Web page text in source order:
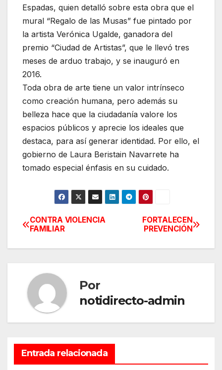
Espadas, quien detalló sobre esta obra que el
mural “Regalo de las Musas” fue pintado por
la artista Verónica Ugalde, ganadora del
premio “Ciudad de Artistas”, que le llevó tres
meses de arduo trabajo, y se inauguró en
2016.
Toda obra de arte tiene un valor intrínseco
como creación humana, pero además su
belleza hace que la ciudadanía valore los
espacios públicos y aprecie los ideales que
destaca, para así generar identidad. Por ello, el
gobierno de Laura Beristain Navarrete ha
tomado especial énfasis en su cuidado.
Navegación
de
FORTALECEN
PREVENCIÓN
CONTRA VIOLENCIA
FAMILIAR
Por
notidirecto-admin
Entrada relacionada